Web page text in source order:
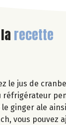
recette
le jus de
réfrigérateur
le ginger ale
vous pouvez